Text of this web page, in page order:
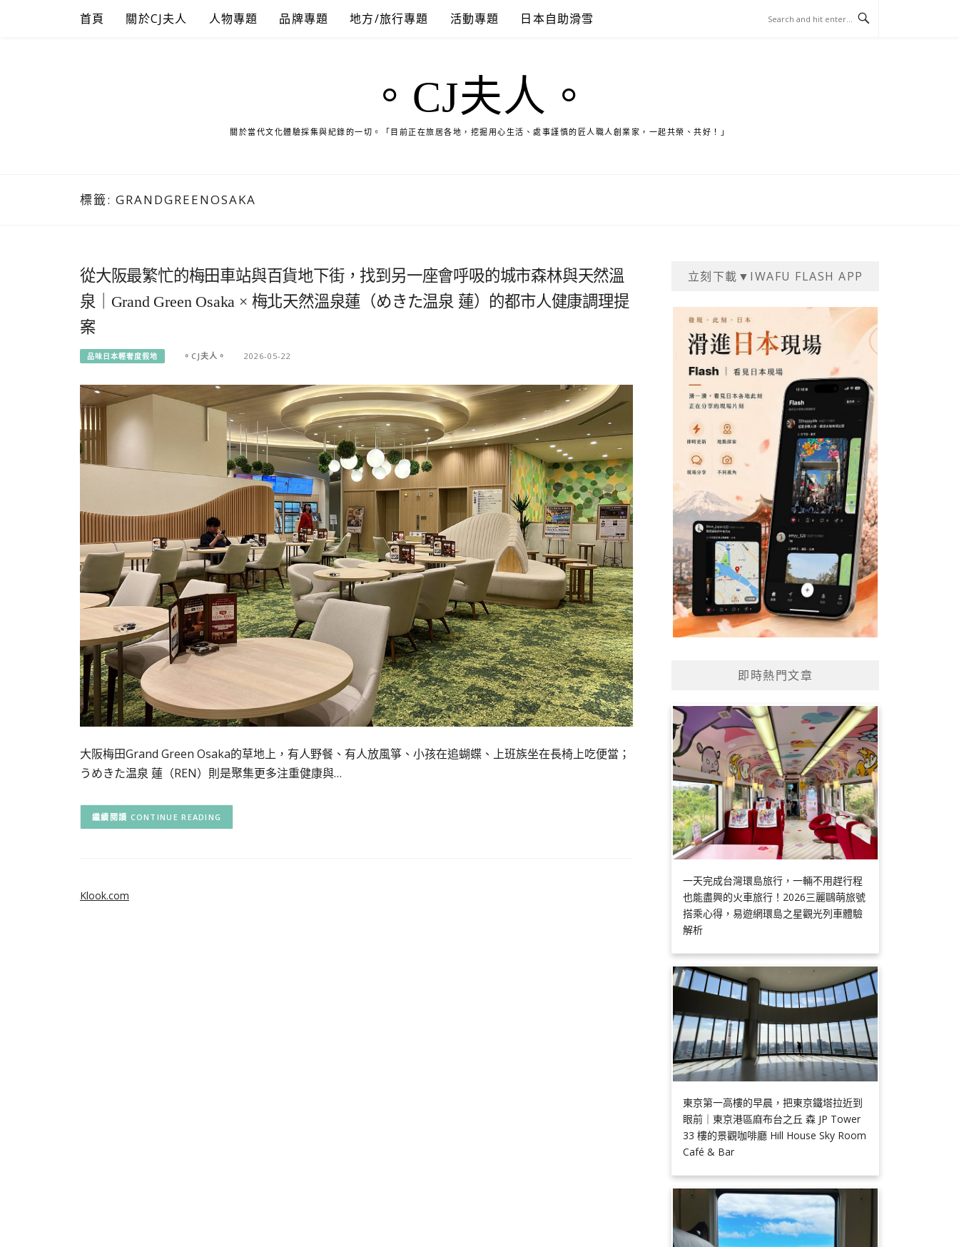
首頁 關於CJ夫人 人物專題 品牌專題 地方/旅行專題 活動專題 日本自助滑雪
。CJ夫人。
關於當代文化體驗採集與紀錄的一切。「目前正在旅居各地，挖掘用心生活、處事謹慎的匠人職人創業家，一起共榮、共好！」
標籤: GRANDGREENOSAKA
從大阪最繁忙的梅田車站與百貨地下街，找到另一座會呼吸的城市森林與天然溫
泉｜Grand Green Osaka × 梅北天然溫泉蓮（めきた温泉 蓮）的都市人健康調理提
案
品味日本輕奢度假地 。CJ夫人。 2026-05-22
大阪梅田Grand Green Osaka的草地上，有人野餐、有人放風箏、小孩在追蝴蝶、上班族坐在長椅上吃便當；
うめきた温泉 蓮（REN）則是聚集更多注重健康與…
CONTINUE READING
立刻下載▼IWAFU FLASH APP
即時熱門文章
一天完成台灣環島旅行，一輛不用趕行程
也能盡興的火車旅行！2026三麗鷗萌旅號
搭乘心得，易遊網環島之星觀光列車體驗
解析
東京第一高樓的早晨，把東京鐵塔拉近到
眼前｜東京港區麻布台之丘 森 JP Tower
33 樓的景觀咖啡廳 Hill House Sky Room
Café & Bar
Klook.com